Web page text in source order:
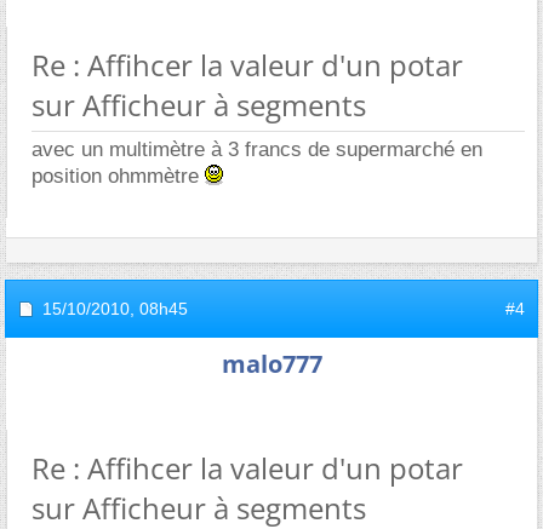
Re : Affihcer la valeur d'un potar
sur Afficheur à segments
avec un multimètre à 3 francs de supermarché en
position ohmmètre
15/10/2010, 08h45 #4
malo777
Re : Affihcer la valeur d'un potar
sur Afficheur à segments